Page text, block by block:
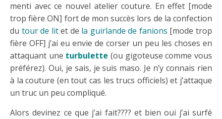
menti avec ce nouvel atelier couture. En effet [mode
trop fière ON] fort de mon succès lors de la confection
du tour de litet de la guirlande de fanions [mode trop
fière OFF] j’ai eu envie de corser un peu les choses en
attaquant une turbulette (ou gigoteuse comme vous
préférez). Oui, je sais, je suis maso. Je n’y connais rien
à la couture (en tout cas les trucs officiels) et j’attaque
un truc un peu compliqué.
Alors devinez ce que j’ai fait???? et bien oui j’ai surfé